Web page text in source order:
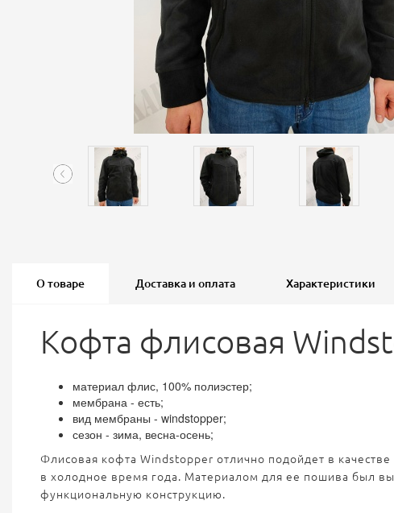
О товаре Доставка и оплата Характеристики
Кофта флисовая
материал флис, 100% полиэстер;
мембрана - есть;
вид мембраны - windstopper;
сезон - зима, весна-осень;
Флисовая кофта Windstopper отлично подойдет в
в холодное время года. Материалом для ее пошива был
функциональную конструкцию.